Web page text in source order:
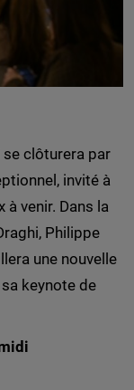
clôturera par
invité à
venir. Dans la
Philippe
une nouvelle
keynote de